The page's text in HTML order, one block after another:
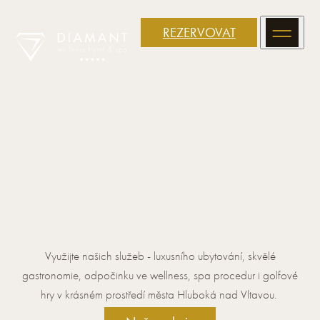
REZERVOVAT
Využijte našich služeb - luxusního ubytování, skvělé
gastronomie, odpočinku ve wellness, spa procedur i golfové
hry v krásném prostředí města Hluboká nad Vltavou.